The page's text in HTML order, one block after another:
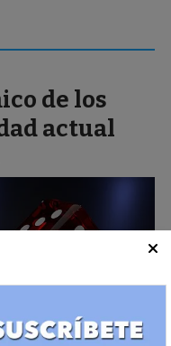
de los
actual